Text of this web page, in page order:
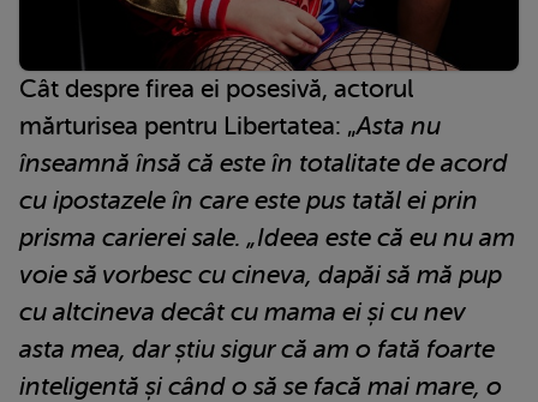
Cât despre firea ei posesivă, actorul
mărturisea pentru Libertatea: „Asta nu
înseamnă însă că este în totalitate de acord
cu ipostazele în care este pus tatăl ei prin
prisma carierei sale. „Ideea este că eu nu am
voie să vorbesc cu cineva, dapăi să mă pup
cu altcineva decât cu mama ei și cu nev
asta mea, dar știu sigur că am o fată foarte
inteligentă și când o să se facă mai mare, o